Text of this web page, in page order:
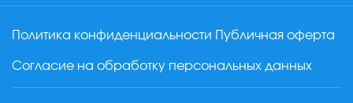
Политика конфиденциальности Публичная оферта
Согласие на обработку персональных данных